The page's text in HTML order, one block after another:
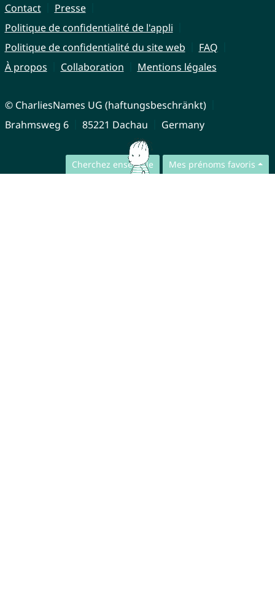
Cherchez ensemble Mes prénoms favoris
Contact
Presse
Politique de confidentialité de l'appli
Politique de confidentialité du site web
FAQ
À propos
Collaboration Mentions légales
© CharliesNames UG (haftungsbeschränkt)
Brahmsweg 6
85221 Dachau Germany